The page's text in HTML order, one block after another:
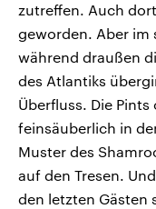
zutreffen. Auch
geworden. Aber im
während draußen
des Atlantiks
Überfluss. Die
feinsäuberlich in
Muster des
auf den Tresen.
den letzten Gästen